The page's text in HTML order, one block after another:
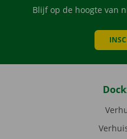
Blijf op de hoogte van